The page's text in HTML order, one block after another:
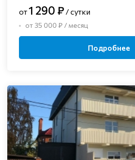
от1 290 ₽ / сутки
от 35 000 ₽ / месяц
Подробнее